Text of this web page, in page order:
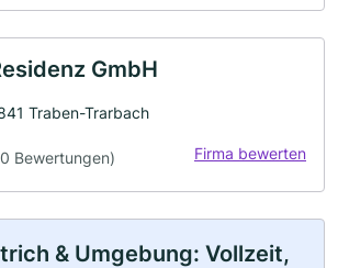
GmbH
Traben-Trarbach
Bewertungen) Firma bewerten
& Umgebung: Vollzeit,